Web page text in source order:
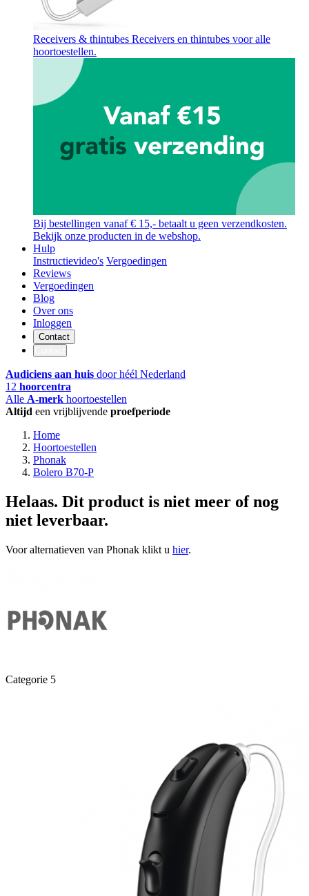
Receivers & thintubes Receivers en thintubes voor alle
hoortoestellen.
Bij bestellingen vanaf € 15,- betaalt u geen verzendkosten.
Bekijk onze producten in de webshop.
Hulp
Instructievideo's Vergoedingen
Reviews
Vergoedingen
Blog
Over ons
Inloggen
Contact
Audiciens aan huis door héél Nederland
12 hoorcentra
Alle A-merk hoortoestellen
Altijd een vrijblijvende proefperiode
Home
Hoortoestellen
Phonak
Bolero B70-P
Helaas. Dit product is niet meer of nog
niet leverbaar.
Voor alternatieven van Phonak klikt u hier.
Categorie 5